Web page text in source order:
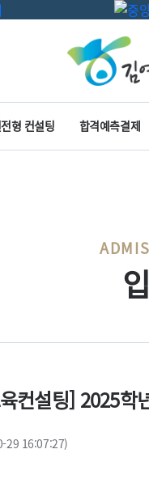
형 컨설팅 합격예측결제
컨설팅] 2025학
29 16:07:27)